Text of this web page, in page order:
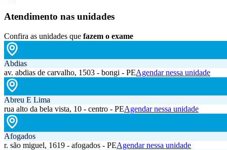
Atendimento nas unidades
Confira as unidades que fazem o exame
Abdias
av. abdias de carvalho, 1503 - bongi - PEAgendar nessa unidade
Abreu E Lima
rua alto da bela vista, 10 - centro - PEAgendar nessa unidade
Afogados
r. são miguel, 1619 - afogados - PEAgendar nessa unidade